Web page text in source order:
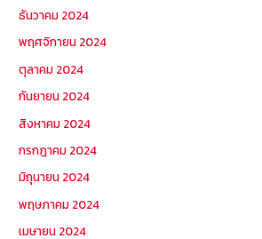
ธันวาคม 2024
พฤศจิกายน 2024
ตุลาคม 2024
กันยายน 2024
สิงหาคม 2024
กรกฎาคม 2024
มิถุนายน 2024
พฤษภาคม 2024
เมษายน 2024